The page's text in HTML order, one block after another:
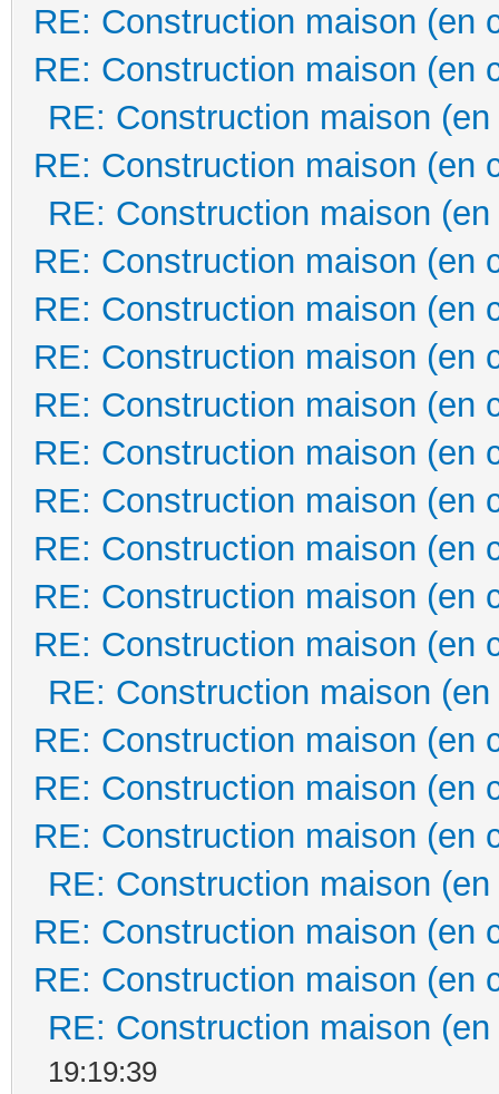
RE: Construction maison (en
RE: Construction maison (en
RE: Construction maison
RE: Construction maison (en
RE: Construction maison
RE: Construction maison (en
RE: Construction maison (en
RE: Construction maison (en
RE: Construction maison (en
RE: Construction maison (en
RE: Construction maison (en
RE: Construction maison (en
RE: Construction maison (en
RE: Construction maison (en
RE: Construction maison
RE: Construction maison (en
RE: Construction maison (en
RE: Construction maison (en
RE: Construction maison
RE: Construction maison (en
RE: Construction maison (en
RE: Construction maison
19:19:39